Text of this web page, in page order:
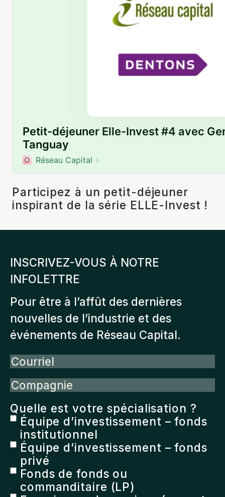
Participez à un petit-déjeuner
inspirant de la série ELLE-Invest !
INSCRIVEZ-VOUS À NOTRE
INFOLETTRE
Pour être à l’affût des dernières
nouvelles de l’industrie et des
événements de Réseau Capital.
Courriel
Compagnie
Quelle est votre spécialisation ?
Équipe d’investissement – fonds
institutionnel
Équipe d’investissement – fonds
privé
Fonds de fonds ou
commanditaire (LP)